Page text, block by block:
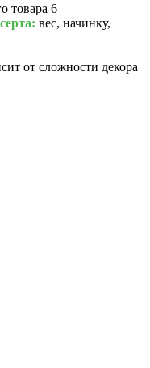
товара 6
вес, начинку,
от сложности декора